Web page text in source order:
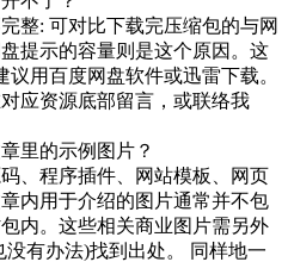
整: 可对比下载完压缩包的与网
提示的容量则是这个原因。这
议用百度网盘软件或迅雷下载。
应资源底部留言，或联络我
里的示例图片？
、程序插件、网站模板、网页
内用于介绍的图片通常并不包
内。这些相关商业图片需另外
有办法)找到出处。 同样地一